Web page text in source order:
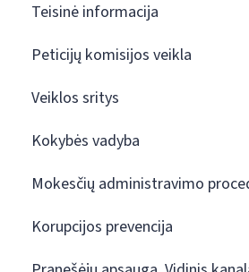
Teisinė informacija
Peticijų komisijos veikla
Veiklos sritys
Kokybės vadyba
Mokesčių administravimo
Korupcijos prevencija